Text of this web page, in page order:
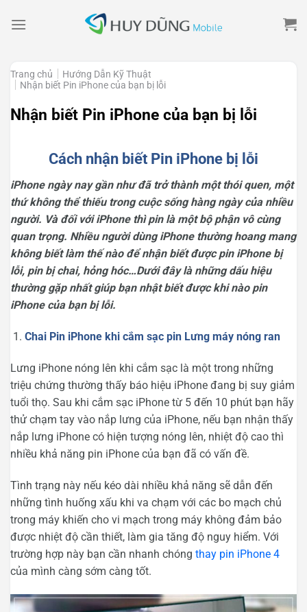
Trang chủ
Hướng Dẫn Kỹ Thuật
Nhận biết Pin iPhone của bạn bị lỗi
Nhận biết Pin iPhone của bạn bị lỗi
Cách nhận biết Pin iPhone bị lỗi
iPhone ngày nay gần như đã trở thành một thói quen, một
thứ không thể thiếu trong cuộc sống hàng ngày của nhiều
người. Và đối với iPhone thì pin là một bộ phận vô cùng
quan trọng. Nhiều người dùng iPhone thường hoang mang
không biết làm thế nào để nhận biết được pin iPhone bị
lỗi, pin bị chai, hỏng hóc…Dưới đây là những dấu hiệu
thường gặp nhất giúp bạn nhật biết được khi nào pin
iPhone của bạn bị lỗi.
Chai Pin iPhone khi cắm sạc pin Lưng máy nóng ran
Lưng iPhone nóng lên khi cắm sạc là một trong những
triệu chứng thường thấy báo hiệu iPhone đang bị suy giảm
tuổi thọ. Sau khi cắm sạc iPhone từ 5 đến 10 phút bạn hãy
thử chạm tay vào nắp lưng của iPhone, nếu bạn nhận thấy
nắp lưng iPhone có hiện tượng nóng lên, nhiệt độ cao thì
nhiều khả năng pin iPhone của bạn đã có vấn đề.
Tình trạng này nếu kéo dài nhiều khả năng sẽ dẫn đến
những tình huống xấu khi va chạm với các bo mạch chủ
trong máy khiến cho vi mạch trong máy không đảm bảo
được nhiệt độ cần thiết, làm gia tăng độ nguy hiểm. Với
trường hợp này bạn cần nhanh chóng thay pin iPhone 4
của mình càng sớm càng tốt.